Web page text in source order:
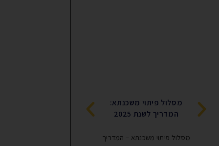
מסלול פיתוי משכנתא:
המדריך לשנת 2025
מסלול פיתוי משכנתא – המדריך